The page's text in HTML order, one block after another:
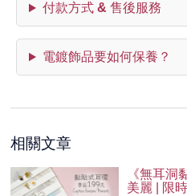
付款方式 & 售後服務
電鍍飾品要如何保養？
相關文章
《無耳洞
美麗 | 限